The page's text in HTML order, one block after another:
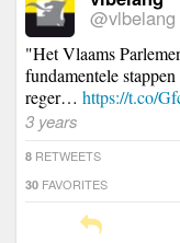
@vlbelang
"Het Vlaams
fundamentele
reger… https://t.co/
3 years
8 RETWEETS
30 FAVORITES